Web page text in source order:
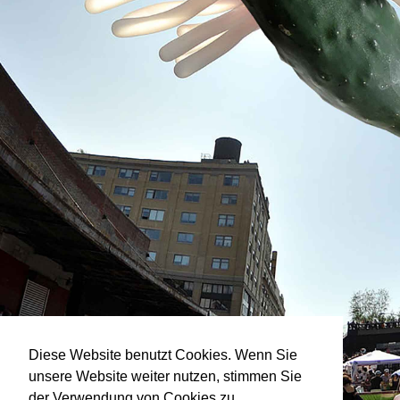
Diese Website benutzt Cookies. Wenn Sie
unsere Website weiter nutzen, stimmen Sie